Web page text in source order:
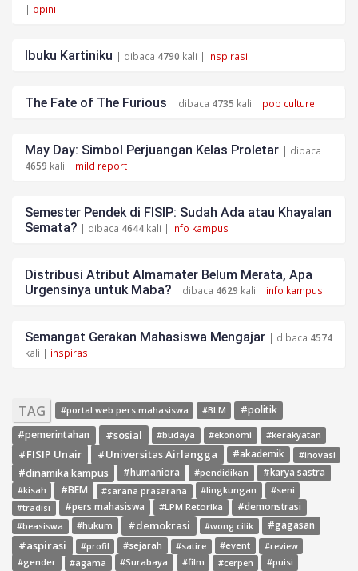
| opini
Ibuku Kartiniku | dibaca 4790 kali | inspirasi
The Fate of The Furious | dibaca 4735 kali | pop culture
May Day: Simbol Perjuangan Kelas Proletar | dibaca
4659 kali | mild report
Semester Pendek di FISIP: Sudah Ada atau Khayalan
Semata? | dibaca 4644 kali | info kampus
Distribusi Atribut Almamater Belum Merata, Apa
Urgensinya untuk Maba? | dibaca 4629 kali | info kampus
Semangat Gerakan Mahasiswa Mengajar | dibaca 4574
kali | inspirasi
TAG #portal web pers mahasiswa #BLM
#politik
#pemerintahan
#sosial #budaya #ekonomi #kerakyatan
#FISIP Unair #Universitas Airlangga #akademik #inovasi
#dinamika kampus #humaniora #pendidikan
#karya sastra
#kisah
#BEM #sarana prasarana #lingkungan #seni
#tradisi #pers mahasiswa #LPM Retorika #demonstrasi
#beasiswa #hukum #demokrasi #wong cilik #gagasan
#aspirasi #profil #sejarah #satire #event
#review
#gender
#agama #Surabaya #film #cerpen
#puisi